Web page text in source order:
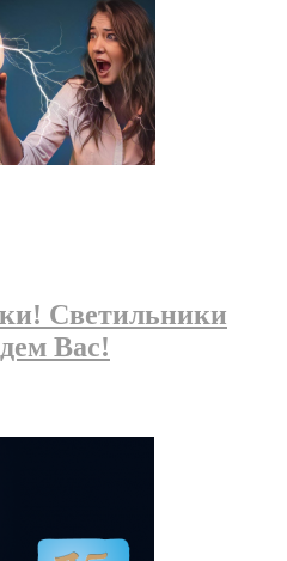
Светильники
Вас!